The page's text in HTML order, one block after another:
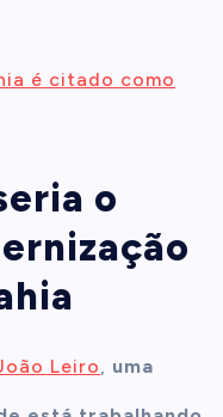
é citado como
o
Leiro, uma